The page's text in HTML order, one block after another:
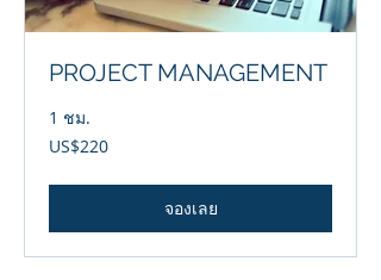
PROJECT MANAGEMENT
1 ชม.
220
ดอลลาร์
US$220
จองเลย